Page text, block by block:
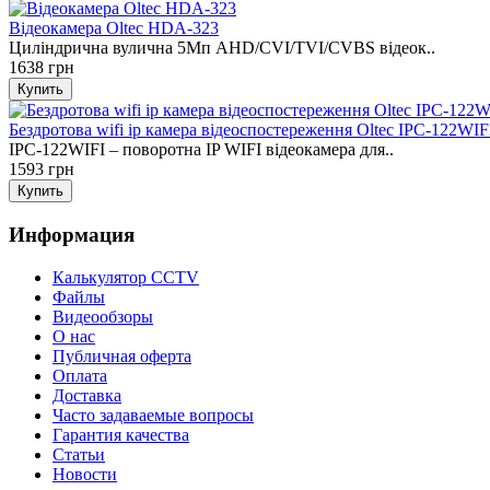
Відеокамера Oltec HDA-323
Циліндрична вулична 5Mп AHD/CVI/TVI/CVBS відеок..
1638 грн
Бездротова wifi ip камера відеоспостереження Oltec IPC-
IPC-122WIFI – поворотна IP WIFI відеокамера для..
1593 грн
Информация
Калькулятор CCTV
Файлы
Видеообзоры
О нас
Публичная оферта
Оплата
Доставка
Часто задаваемые вопросы
Гарантия качества
Статьи
Новости